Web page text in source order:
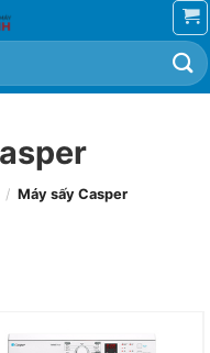
/ Máy sấy Casper